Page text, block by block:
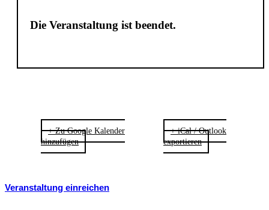
Die Veranstaltung ist beendet.
+ Zu Google Kalender
hinzufügen
+ iCal / Outlook
exportieren
Veranstaltung einreichen